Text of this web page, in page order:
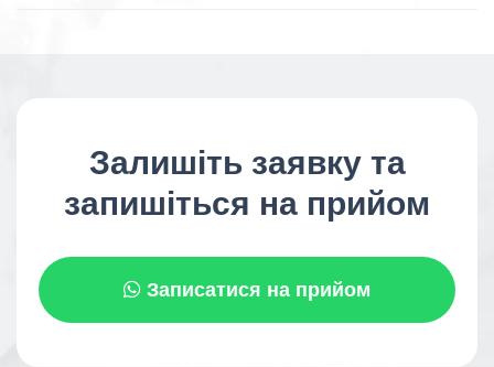
Залишіть заявку та
запишіться на прийом
Записатися на прийом